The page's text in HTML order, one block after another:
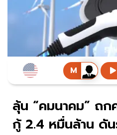
ลุ้น “คมนาคม” ถก
กู้ 2.4 หมื่นล้าน ดั